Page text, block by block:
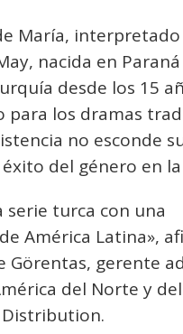
María,
nacida en
desde los 15
para los dramas
no esconde
del género en
serie turca con una
América Latina»,
Görentas, gerente
del Norte y
Distribution.